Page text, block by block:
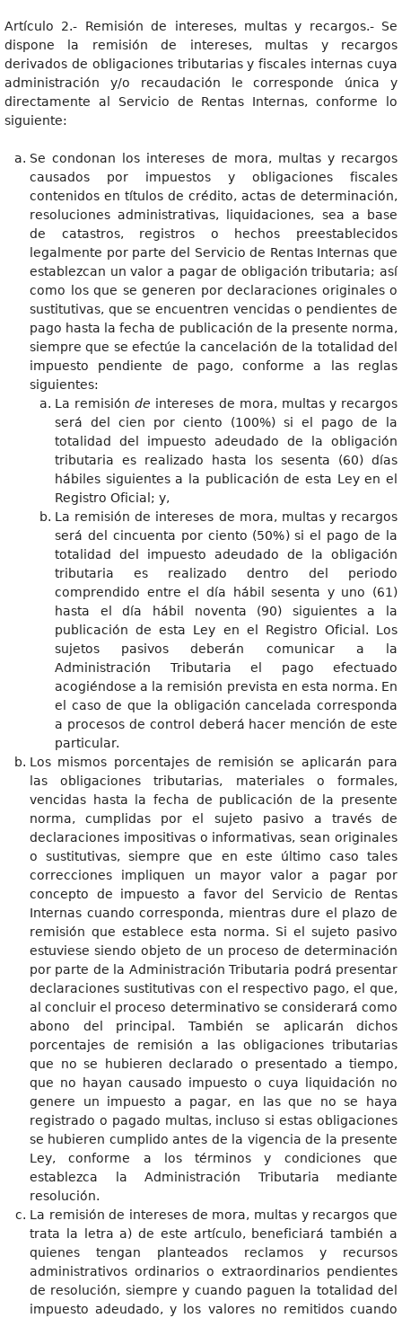
Artículo 2.- Remisión de intereses, multas y recargos.- Se
dispone la remisión de intereses, multas y recargos
derivados de obligaciones tributarias y fiscales internas cuya
administración y/o recaudación le corresponde única y
directamente al Servicio de Rentas Internas, conforme lo
siguiente:
Se condonan los intereses de mora, multas y recargos
causados por impuestos y obligaciones fiscales
contenidos en títulos de crédito, actas de determinación,
resoluciones administrativas, liquidaciones, sea a base
de catastros, registros o hechos preestablecidos
legalmente por parte del Servicio de Rentas Internas que
establezcan un valor a pagar de obligación tributaria; así
como los que se generen por declaraciones originales o
sustitutivas, que se encuentren vencidas o pendientes de
pago hasta la fecha de publicación de la presente norma,
siempre que se efectúe la cancelación de la totalidad del
impuesto pendiente de pago, conforme a las reglas
siguientes:
La remisiónde intereses de mora, multas y recargos
será del cien por ciento (100%) si el pago de la
totalidad del impuesto adeudado de la obligación
tributaria es realizado hasta los sesenta (60) días
hábiles siguientes a la publicación de esta Ley en el
Registro Oficial; y,
La remisión de intereses de mora, multas y recargos
será del cincuenta por ciento (50%) si el pago de la
totalidad del impuesto adeudado de la obligación
tributaria es realizado dentro del periodo
comprendido entre el día hábil sesenta y uno (61)
hasta el día hábil noventa (90) siguientes a la
publicación de esta Ley en el Registro Oficial. Los
sujetos pasivos deberán comunicar a la
Administración Tributaria el pago efectuado
acogiéndose a la remisión prevista en esta norma. En
el caso de que la obligación cancelada corresponda
a procesos de control deberá hacer mención de este
particular.
Los mismos porcentajes de remisión se aplicarán para
las obligaciones tributarias, materiales o formales,
vencidas hasta la fecha de publicación de la presente
norma, cumplidas por el sujeto pasivo a través de
declaraciones impositivas o informativas, sean originales
o sustitutivas, siempre que en este último caso tales
correcciones impliquen un mayor valor a pagar por
concepto de impuesto a favor del Servicio de Rentas
Internas cuando corresponda, mientras dure el plazo de
remisión que establece esta norma. Si el sujeto pasivo
estuviese siendo objeto de un proceso de determinación
por parte de la Administración Tributaria podrá presentar
declaraciones sustitutivas con el respectivo pago, el que,
al concluir el proceso determinativo se considerará como
abono del principal. También se aplicarán dichos
porcentajes de remisión a las obligaciones tributarias
que no se hubieren declarado o presentado a tiempo,
que no hayan causado impuesto o cuya liquidación no
genere un impuesto a pagar, en las que no se haya
registrado o pagado multas, incluso si estas obligaciones
se hubieren cumplido antes de la vigencia de la presente
Ley, conforme a los términos y condiciones que
establezca la Administración Tributaria mediante
resolución.
La remisión de intereses de mora, multas y recargos que
trata la letra a) de este artículo, beneficiará también a
quienes tengan planteados reclamos y recursos
administrativos ordinarios o extraordinarios pendientes
de resolución, siempre y cuando paguen la totalidad del
impuesto adeudado, y los valores no remitidos cuando